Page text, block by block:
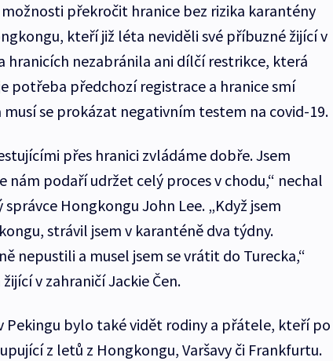
překročit hranice bez rizika karantény
kteří již léta neviděli své příbuzné žijící v
hranicích nezabránila ani dílčí restrikce, která
potřeba předchozí registrace a hranice smí
se prokázat negativním testem na covid-19.
přes hranici zvládáme dobře. Jsem
nám podaří udržet celý proces v chodu,“ nechal
Hongkongu John Lee. „Když jsem
strávil jsem v karanténě dva týdny.
nepustili a musel jsem se vrátit do Turecka,“
v zahraničí Jackie Čen.
Pekingu bylo také vidět rodiny a přátele, kteří po
z letů z Hongkongu, Varšavy či Frankfurtu.